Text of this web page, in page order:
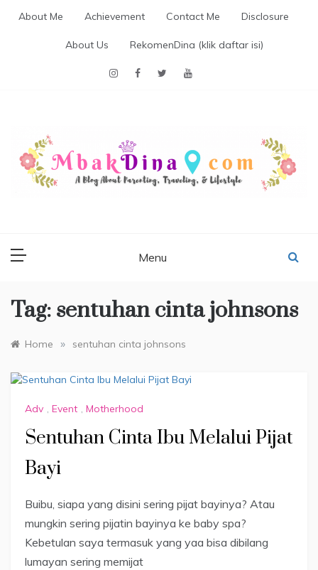
About Me Achievement Contact Me Disclosure
About Us RekomenDina (klik daftar isi)
Menu
Tag: sentuhan cinta johnsons
Home » sentuhan cinta johnsons
Adv , Event , Motherhood
Sentuhan Cinta Ibu Melalui Pijat
Bayi
Buibu, siapa yang disini sering pijat bayinya? Atau
mungkin sering pijatin bayinya ke baby spa?
Kebetulan saya termasuk yang yaa bisa dibilang
lumayan sering memijat